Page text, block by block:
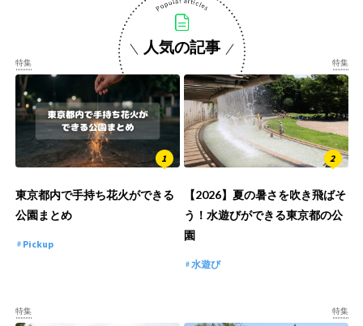
人気の記事
特集
東京都内で手持ち花火ができる
公園まとめ
Pickup
特集
【2026】夏の暑さを吹き飛ばそ
う！水遊びができる東京都の公
園
水遊び
特集 特集